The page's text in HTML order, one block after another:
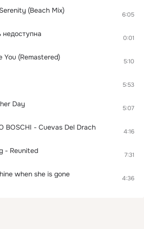
(Beach Mix) 6:05
недоступна 0:01
You (Remastered) 5:10
5:53
Day 5:07
BOSCHI - Cuevas Del Drach 4:16
- Reunited 7:31
when she is gone 4:36